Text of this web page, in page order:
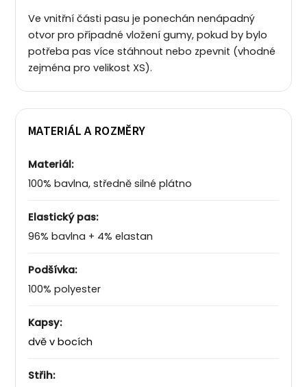
Ve vnitřní části pasu je ponechán nenápadný
otvor pro případné vložení gumy, pokud by bylo
potřeba pas více stáhnout nebo zpevnit (vhodné
zejména pro velikost XS).
MATERIÁL A ROZMĚRY
Materiál:
100% bavlna, středně silné plátno
Elastický pas:
96% bavlna + 4% elastan
Podšívka:
100% polyester
Kapsy:
dvě v bocích
Střih: